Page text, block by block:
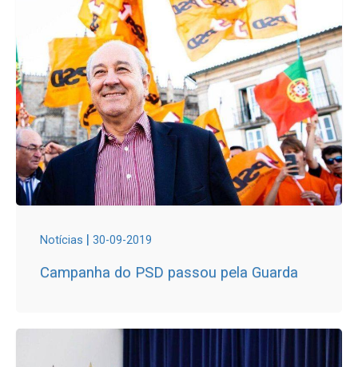
Notícias | 30-09-2019
Campanha do PSD passou pela Guarda